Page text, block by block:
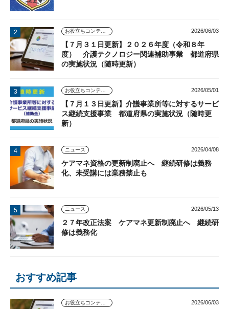
お役立ちコンテンツ 2026/06/03
【７月３１日更新】２０２６年度（令和８年
度） 介護テクノロジー関連補助事業 都道府県
の実施状況（随時更新）
お役立ちコンテンツ 2026/05/01
【７月１３日更新】介護事業所等に対するサービ
ス継続支援事業 都道府県の実施状況（随時更
新）
ニュース 2026/04/08
ケアマネ資格の更新制廃止へ 継続研修は義務
化、未受講には業務禁止も
ニュース 2026/05/13
２７年改正法案 ケアマネ更新制廃止へ 継続研
修は義務化
おすすめ記事
お役立ちコンテンツ 2026/06/03